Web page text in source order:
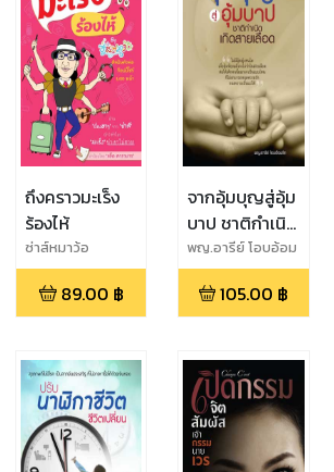
ถึงคราวมะเร็ง
ร้องไห้
ซ่าส์หมาว้อ
89.00 ฿
จากอุ้มบุญสู่อุ้ม
บาป ชาติกำเนิด
เกิดสายเลือด
พญ.อารีย์ โอบอ้อม
รัก
105.00 ฿